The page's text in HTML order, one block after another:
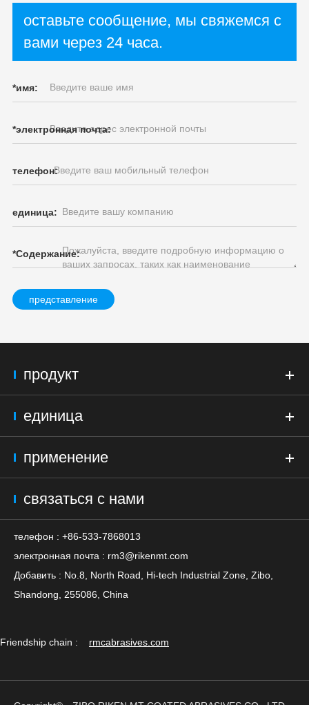
оставьте сообщение, мы свяжемся с
вами через 24 часа.
*имя:
*электронная почта:
телефон:
единица:
*Содержание:
представление
продукт
единица
применение
связаться с нами
телефон : +86-533-7868013
электронная почта : rm3@rikenmt.com
Добавить : No.8, North Road, Hi-tech Industrial Zone, Zibo,
Shandong, 255086, China
Friendship chain : rmcabrasives.com